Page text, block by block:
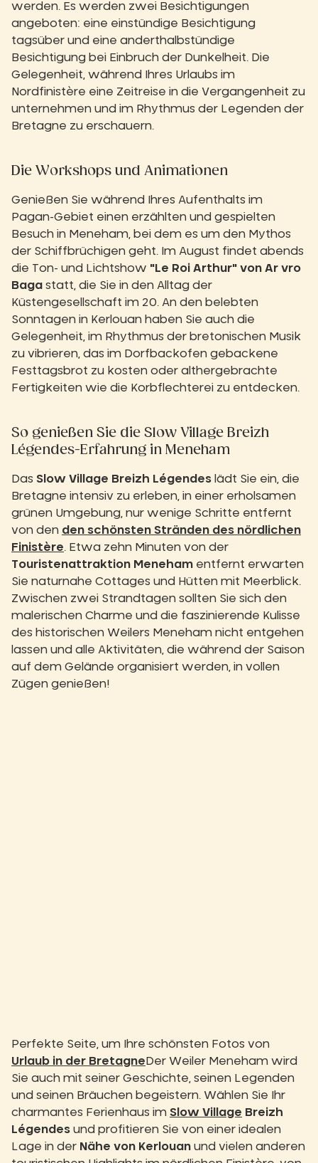
werden. Es werden zwei Besichtigungen
angeboten: eine einstündige Besichtigung
tagsüber und eine anderthalbstündige
Besichtigung bei Einbruch der Dunkelheit. Die
Gelegenheit, während Ihres Urlaubs im
Nordfinistère eine Zeitreise in die Vergangenheit zu
unternehmen und im Rhythmus der Legenden der
Bretagne zu erschauern.
Die Workshops und Animationen
Genießen Sie während Ihres Aufenthalts im
Pagan-Gebiet einen erzählten und gespielten
Besuch in Meneham, bei dem es um den Mythos
der Schiffbrüchigen geht. Im August findet abends
die Ton- und Lichtshow "Le Roi Arthur" von Ar vro
Baga statt, die Sie in den Alltag der
Küstengesellschaft im 20. An den belebten
Sonntagen in Kerlouan haben Sie auch die
Gelegenheit, im Rhythmus der bretonischen Musik
zu vibrieren, das im Dorfbackofen gebackene
Festtagsbrot zu kosten oder althergebrachte
Fertigkeiten wie die Korbflechterei zu entdecken.
So genießen Sie die Slow Village Breizh
Légendes-Erfahrung in Meneham
Das Slow Village Breizh Légendes lädt Sie ein, die
Bretagne intensiv zu erleben, in einer erholsamen
grünen Umgebung, nur wenige Schritte entfernt
von den den schönsten Stränden des nördlichen
Finistère. Etwa zehn Minuten von der
Touristenattraktion Meneham entfernt erwarten
Sie naturnahe Cottages und Hütten mit Meerblick.
Zwischen zwei Strandtagen sollten Sie sich den
malerischen Charme und die faszinierende Kulisse
des historischen Weilers Meneham nicht entgehen
lassen und alle Aktivitäten, die während der Saison
auf dem Gelände organisiert werden, in vollen
Zügen genießen!
Perfekte Seite, um Ihre schönsten Fotos von
Urlaub in der Bretagne Der Weiler Meneham wird
Sie auch mit seiner Geschichte, seinen Legenden
und seinen Bräuchen begeistern. Wählen Sie Ihr
charmantes Ferienhaus im Slow Village Breizh
Légendes und profitieren Sie von einer idealen
Lage in der Nähe von Kerlouan und vielen anderen